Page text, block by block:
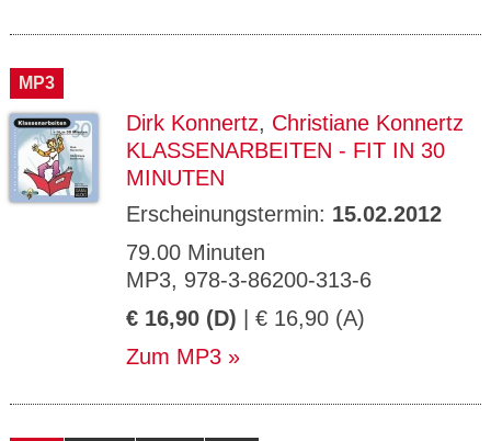
MP3
Dirk Konnertz, Christiane Konnertz
KLASSENARBEITEN - FIT IN 30
MINUTEN
Erscheinungstermin: 15.02.2012
79.00 Minuten
MP3, 978-3-86200-313-6
€ 16,90 (D) | € 16,90 (A)
Zum MP3